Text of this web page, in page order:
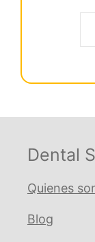
Dental
Quienes
Blog